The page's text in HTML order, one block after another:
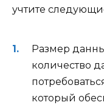
учтите
Размер
количество
который